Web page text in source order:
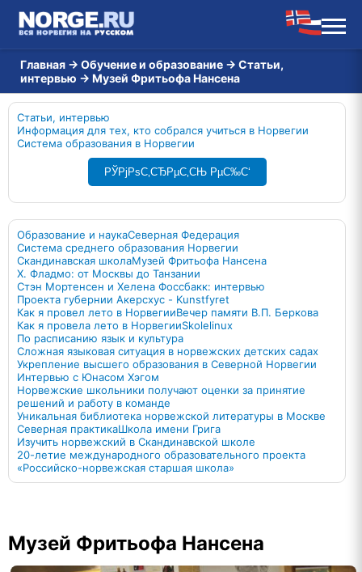
Главная → Обучение и образование → Статьи,
интервью → Музей Фритьофа Нансена
Статьи, интервью
Информация для тех, кто собрался учиться в Норвегии
Система образования в Норвегии
РЎРјРѕС‚СЂРµС‚СЊ РµС‰С‘
Образование и наукаСеверная Федерация
Система среднего образования Норвегии
Скандинавская школаМузей Фритьофа Нансена
Х. Фладмо: от Москвы до Танзании
Стэн Мортенсен и Хелена Фоссбакк: интервью
Проекта губернии Акерсхус - Kunstfyret
Как я провел лето в НорвегииВечер памяти В.П. Беркова
Как я провелa лето в НорвегииSkolelinux
По расписанию язык и культура
Сложная языковая ситуация в норвежских детских садах
Укрепление высшего образования в Северной Норвегии
Интервью с Юнасом Хэгом
Норвежские школьники получают оценки за принятие
решений и работу в команде
Уникальная библиотека норвежской литературы в Москве
Северная практикаШкола имени Грига
Изучить норвежский в Скандинавской школе
20-летие международного образовательного проекта
«Российско-норвежская старшая школа»
Музей Фритьофа Нансена